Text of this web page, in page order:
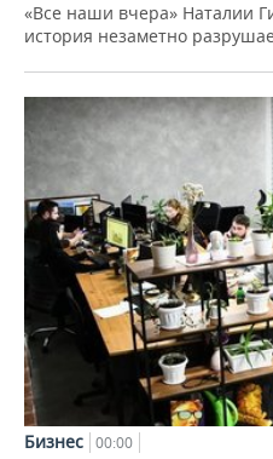
«Все наши вчера» Наталии
история незаметно
Бизнес 00:00